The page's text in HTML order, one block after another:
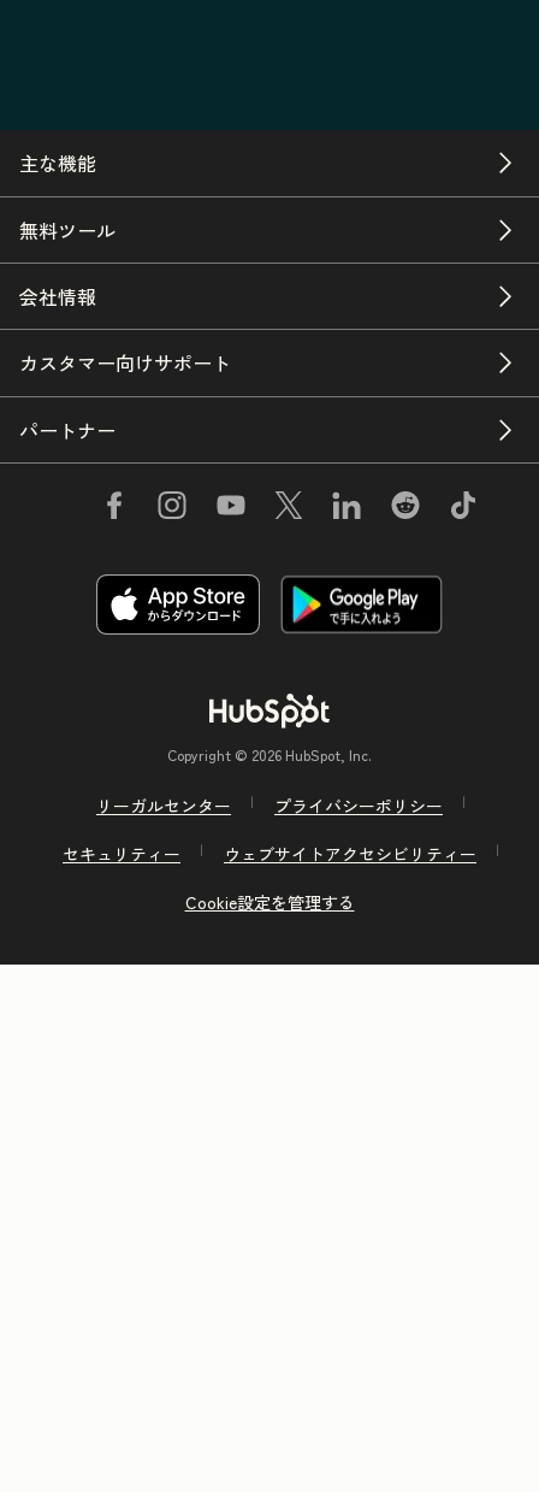
主な機能
無料ツール
会社情報
カスタマー向けサポート
パートナー
Copyright © 2026 HubSpot, Inc.
リーガルセンター
プライバシーポリシー
セキュリティー
ウェブサイトアクセシビリティー
Cookie設定を管理する